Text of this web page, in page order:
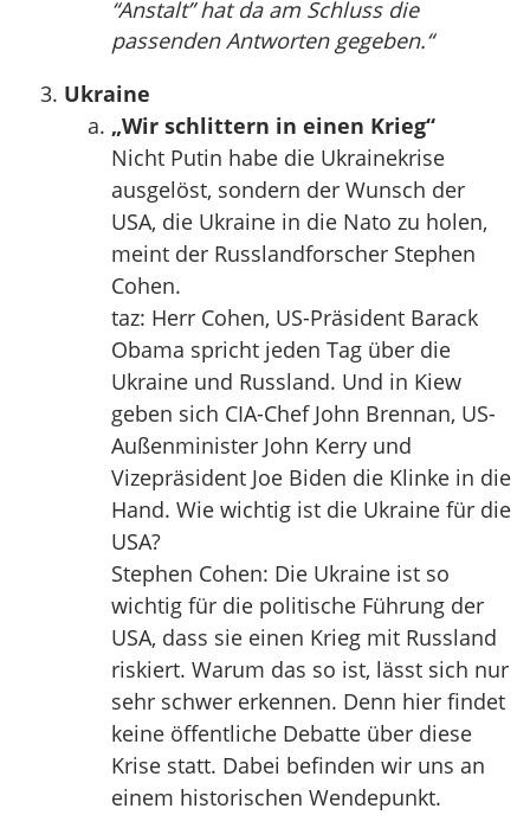
“Anstalt” hat da am Schluss die
passenden Antworten gegeben.“
Ukraine
„Wir schlittern in einen Krieg“
Nicht Putin habe die Ukrainekrise
ausgelöst, sondern der Wunsch der
USA, die Ukraine in die Nato zu holen,
meint der Russlandforscher Stephen
Cohen.
taz: Herr Cohen, US-Präsident Barack
Obama spricht jeden Tag über die
Ukraine und Russland. Und in Kiew
geben sich CIA-Chef John Brennan, US-
Außenminister John Kerry und
Vizepräsident Joe Biden die Klinke in die
Hand. Wie wichtig ist die Ukraine für die
USA?
Stephen Cohen: Die Ukraine ist so
wichtig für die politische Führung der
USA, dass sie einen Krieg mit Russland
riskiert. Warum das so ist, lässt sich nur
sehr schwer erkennen. Denn hier findet
keine öffentliche Debatte über diese
Krise statt. Dabei befinden wir uns an
einem historischen Wendepunkt.